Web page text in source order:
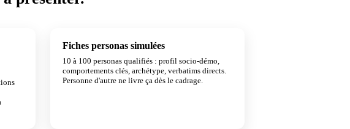
Fiches personas simulées
10 à 100 personas qualifiés : profil socio-démo,
comportements clés, archétype, verbatims directs.
Personne d'autre ne livre ça dès le cadrage.